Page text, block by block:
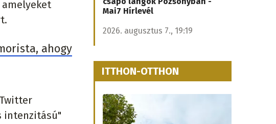
ahogy
intenzitású"
Mai7 Hírlevél
2026. augusztus 7., 19:19
ITTHON-OTTHON